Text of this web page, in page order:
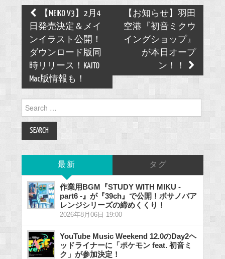
Post
navigation
【MEIKO V3】2月4
日発売決定＆メイ
ンイラスト公開！
ダウンロード版同
時リリース！KAITO
Mac版情報も！
【お知らせ】羽田
空港『初音ミクウ
イングショップ』
が本日オープ
ン！！
for:
最新 タグ
作業用BGM『STUDY WITH MIKU -
part6 -』が『39ch』で公開！ボサノバア
レンジシリーズの締めくくり！
2026年8月06日 19:00
YouTube Music Weekend 12.0のDay2ヘ
ッドライナーに「ポケモン feat. 初音ミ
ク」が参加決定！